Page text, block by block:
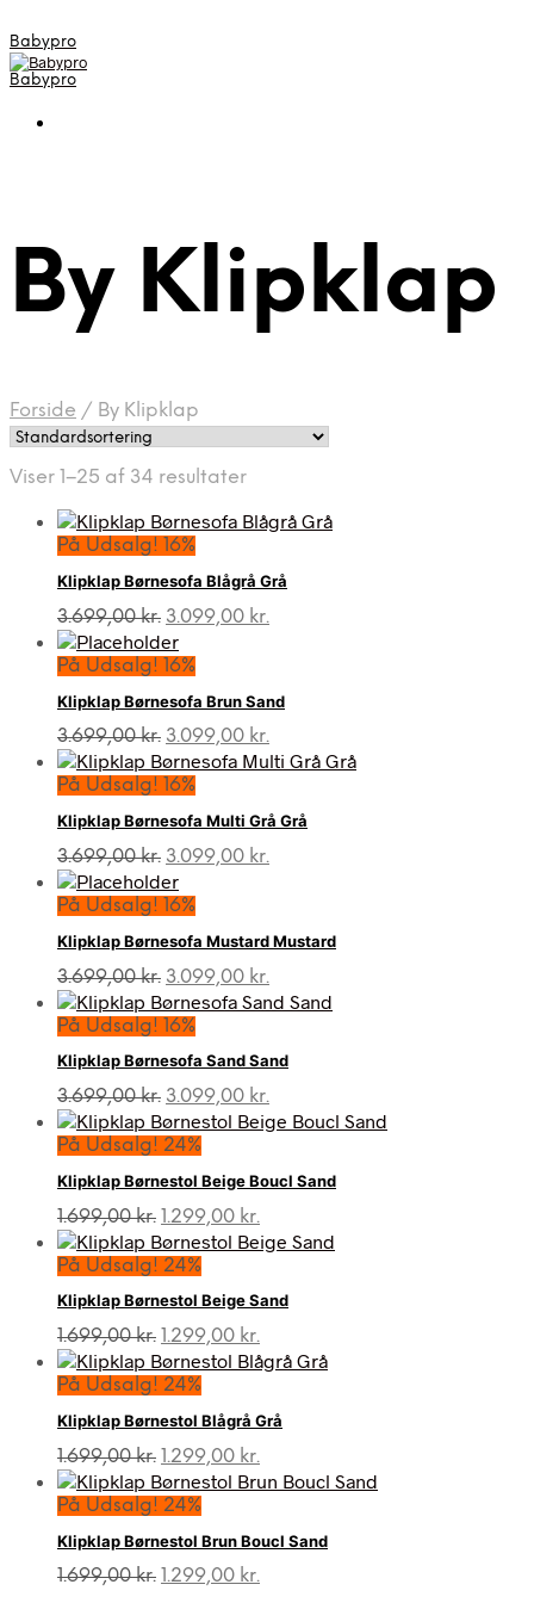
Babypro
Babypro
By Klipklap
Forside / By Klipklap
Viser 1–25 af 34 resultater
På Udsalg! 16%
Klipklap Børnesofa Blågrå Grå
3.699,00kr. Den
oprindelige
pris
3.699,00 kr..
3.099,00 kr.
3.099,00 kr..
På Udsalg! 16%
Klipklap Børnesofa Brun Sand
3.699,00kr. Den
oprindelige
pris
3.699,00 kr..
3.099,00 kr.
aktuelle
3.099,00 kr..
På Udsalg! 16%
Klipklap Børnesofa Multi Grå Grå
3.699,00kr. Den
oprindelige
pris
3.699,00 kr..
3.099,00 kr.
3.099,00 kr..
På Udsalg! 16%
Klipklap Børnesofa Mustard Mustard
3.699,00kr. Den
oprindelige
pris
3.699,00 kr..
3.099,00 kr.
aktuelle
3.099,00 kr..
På Udsalg! 16%
Klipklap Børnesofa Sand Sand
3.699,00kr. Den
oprindelige
pris
3.699,00 kr..
3.099,00 kr.
aktuelle
3.099,00 kr..
På Udsalg! 24%
Klipklap Børnestol Beige Boucl Sand
1.699,00kr. Den
oprindelige
pris
1.699,00 kr..
1.299,00 kr.
aktuelle
1.299,00 kr..
På Udsalg! 24%
Klipklap Børnestol Beige Sand
1.699,00kr. Den
oprindelige
pris
1.699,00 kr..
1.299,00 kr.
aktuelle
1.299,00 kr..
På Udsalg! 24%
Klipklap Børnestol Blågrå Grå
1.699,00kr. Den
oprindelige
pris
1.699,00 kr..
1.299,00 kr.
aktuelle
1.299,00 kr..
På Udsalg! 24%
Klipklap Børnestol Brun Boucl Sand
1.699,00kr. Den
1.299,00 kr.